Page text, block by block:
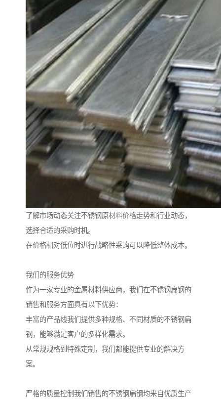
了解市场动态关注不锈钢原材料价格走势和行业动态，
选择合适的采购时机。
在价格相对低位时进行战略性采购可以降低整体成本。
我们的服务优势
作为一家专业的金属材料供应商，我们在不锈钢扁钢的
销售和服务方面具有以下优势：
丰富的产品线我们提供多种规格、不同材质的不锈钢扁
钢，能够满足客户的多样化需求。
从常规规格到特殊定制，我们都能提供专业的解决方
案。
严格的质量控制我们销售的不锈钢扁钢均来自优质生产